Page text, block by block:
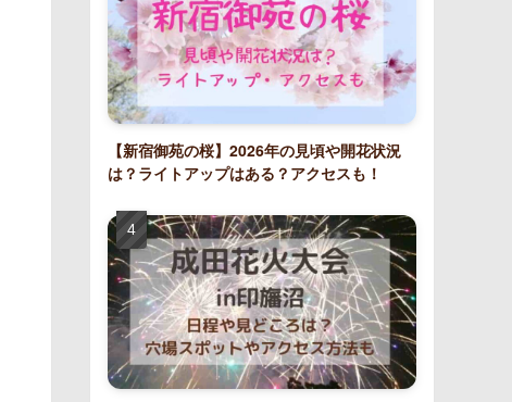
【新宿御苑の桜】2026年の見頃や開花状況
は？ライトアップはある？アクセスも！